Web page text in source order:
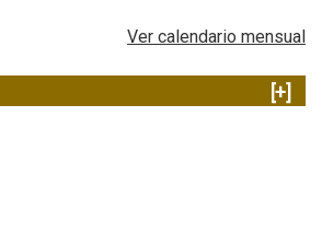
Ver calendario mensual
[+]